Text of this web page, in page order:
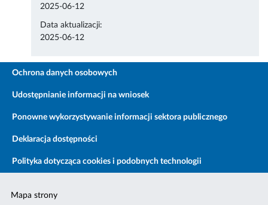
2025-06-12
Data aktualizacji:
2025-06-12
Ochrona danych osobowych
Udostępnianie informacji na wniosek
Ponowne wykorzystywanie informacji sektora publicznego
Deklaracja dostępności
Polityka dotycząca cookies i podobnych technologii
Mapa strony